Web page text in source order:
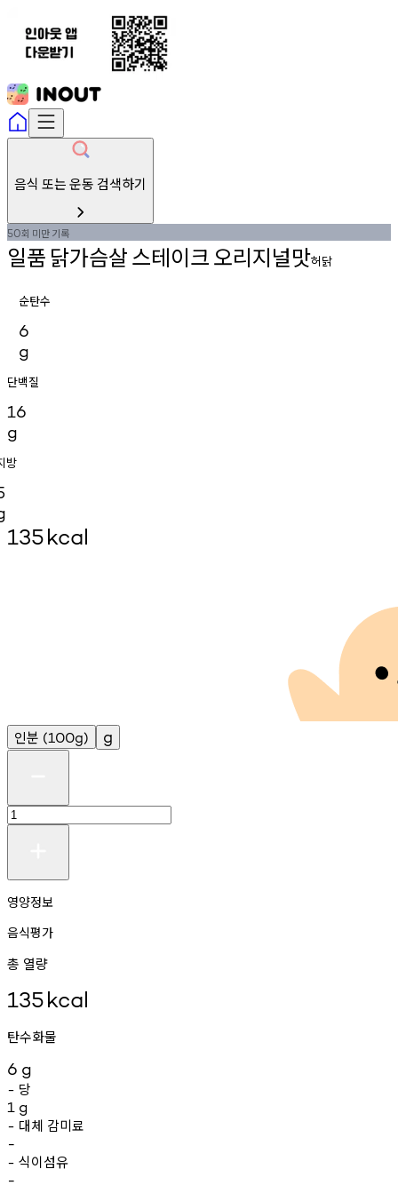
음식 또는 운동 검색하기
50회 미만기록
일품 닭가슴살스테이크오리지널맛허닭
순탄수
6
g
단백질
16
g
방
135kcal
인분 (100g) g
영양정보
음식평가
총 열량
135kcal
탄수화물
6 g
- 당
1 g
- 대체 감미료
-
- 식이섬유
-